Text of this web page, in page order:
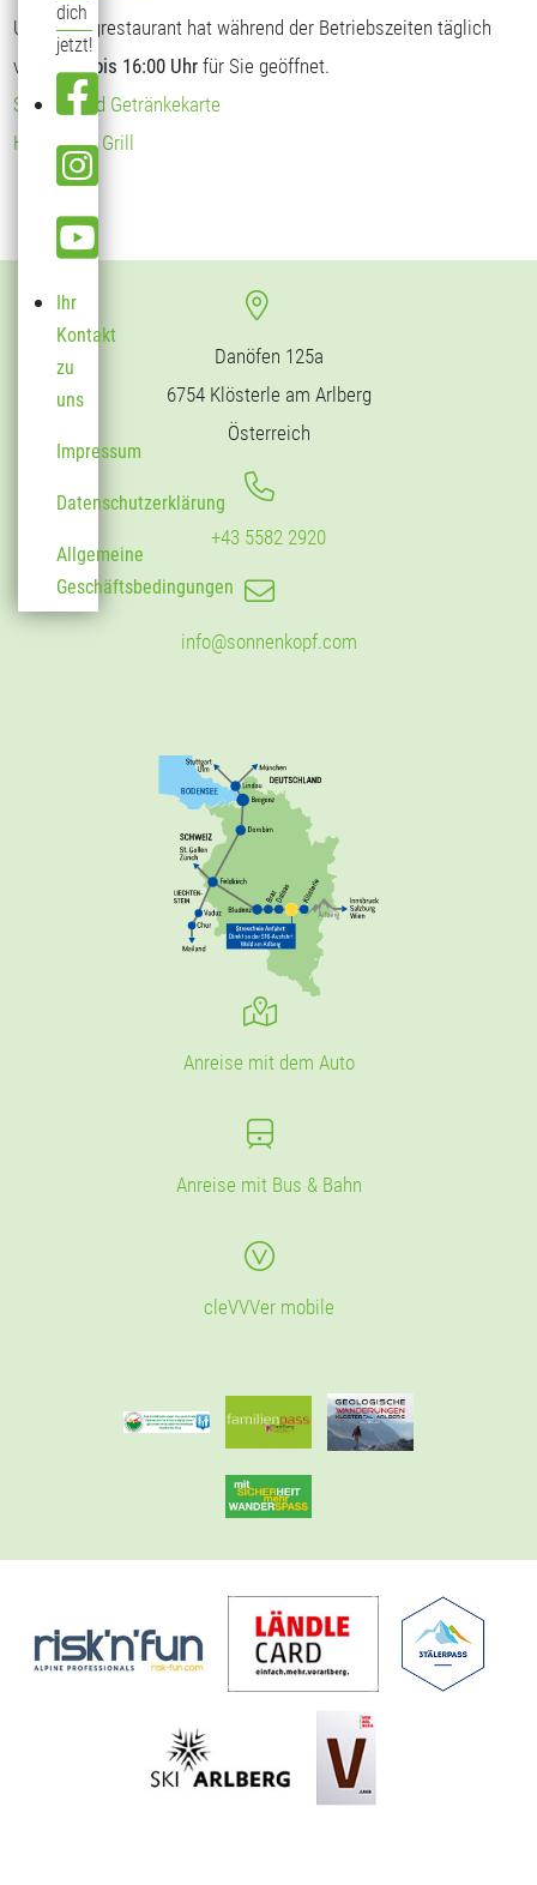
dich
jetzt!
Ihr
Kontakt
zu
uns
Impressum
Datenschutzerklärung
Allgemeine
Geschäftsbedingungen
Unser Bergrestaurant hat während der Betriebszeiten täglich
von
09:00 bis 16:00 Uhr für Sie geöffnet.
Speise- und Getränkekarte
Hendl vom Grill
Danöfen 125a
6754 Klösterle am Arlberg
Österreich
+43 5582 2920
info@sonnenkopf.com
Anreise mit dem Auto
Anreise mit Bus & Bahn
cleVVVer mobile